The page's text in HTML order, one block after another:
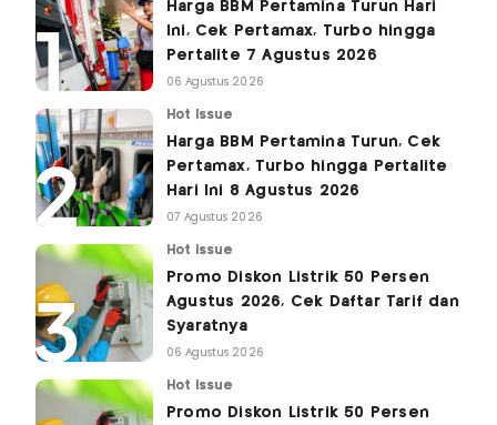
Harga BBM Pertamina Turun Hari
Ini, Cek Pertamax, Turbo hingga
Pertalite 7 Agustus 2026
06 Agustus 2026
Hot Issue
Harga BBM Pertamina Turun, Cek
Pertamax, Turbo hingga Pertalite
Hari Ini 8 Agustus 2026
07 Agustus 2026
Hot Issue
Promo Diskon Listrik 50 Persen
Agustus 2026, Cek Daftar Tarif dan
Syaratnya
06 Agustus 2026
Hot Issue
Promo Diskon Listrik 50 Persen